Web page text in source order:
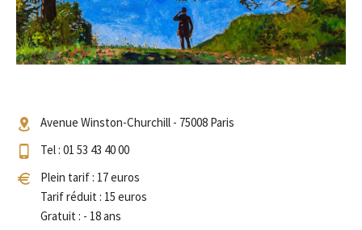
Avenue Winston-Churchill - 75008 Paris
Tel : 01 53 43 40 00
Plein tarif : 17 euros
Tarif réduit : 15 euros
Gratuit : - 18 ans